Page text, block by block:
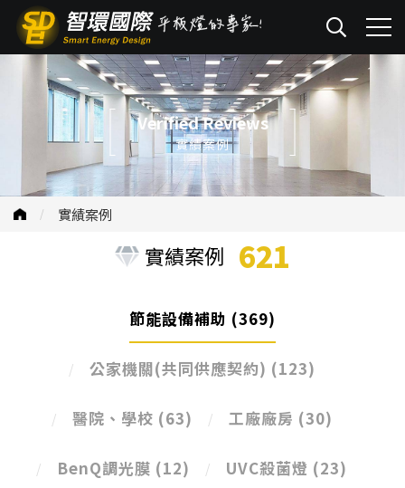
Verified Reviews
實績案例
實績案例
實績案例 621
節能設備補助 (369)
公家機關(共同供應契約) (123)
醫院、學校 (63) 工廠廠房 (30)
BenQ調光膜 (12) UVC殺菌燈 (23)